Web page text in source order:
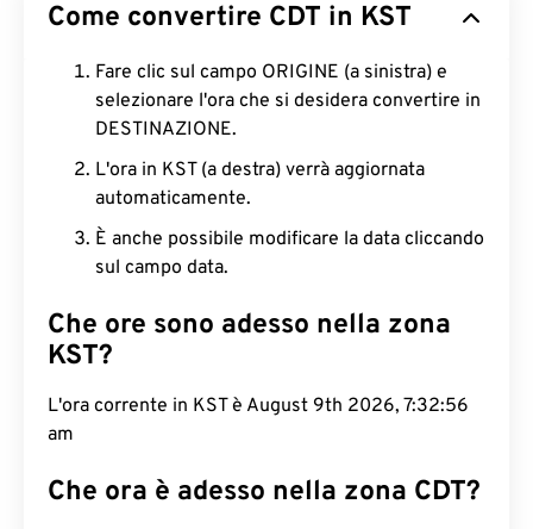
Come convertire CDT in KST
Fare clic sul campo ORIGINE (a sinistra) e
selezionare l'ora che si desidera convertire in
DESTINAZIONE.
L'ora in KST (a destra) verrà aggiornata
automaticamente.
È anche possibile modificare la data cliccando
sul campo data.
Che ore sono adesso nella zona
KST?
L'ora corrente in KST è August 9th 2026, 7:32:57
am
Che ora è adesso nella zona CDT?